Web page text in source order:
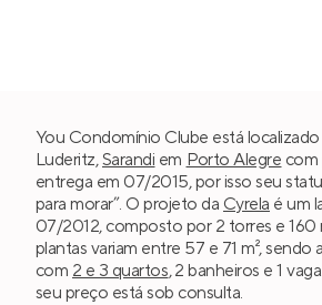
You Condomínio Clube está
Luderitz,Sarandi em Porto Alegre com
entrega em 07/2015, por isso seu
para morar”. O projeto da Cyrela é um
07/2012, composto por 2 torres e 160
plantas variam entre 57 e 71 m², sendo
com 2 e 3 quartos, 2 banheiros e 1
seu preço está sob consulta.